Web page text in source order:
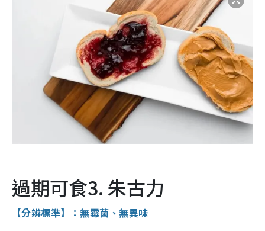
過期可食3. 朱古力
【分辨標準】：無霉菌、無異味